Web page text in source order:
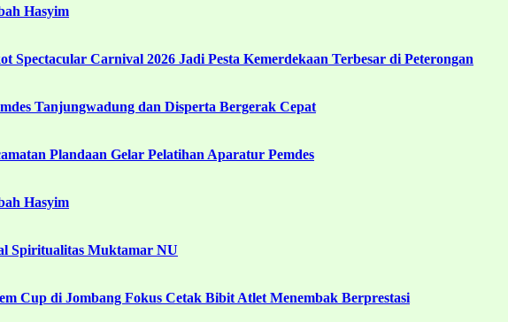
Hasyim
Spectacular Carnival 2026 Jadi Pesta Kemerdekaan Terbesar di Peterongan
Tanjungwadung dan Disperta Bergerak Cepat
Plandaan Gelar Pelatihan Aparatur Pemdes
Hasyim
Spiritualitas Muktamar NU
Cup di Jombang Fokus Cetak Bibit Atlet Menembak Berprestasi